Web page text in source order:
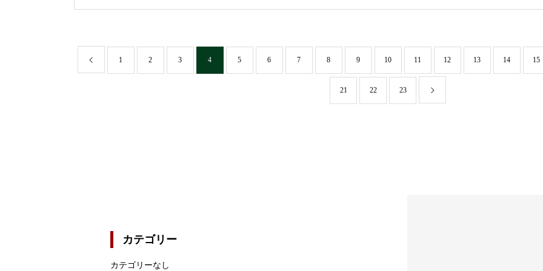
1 2 3 4 5 6 7 8 9 10 11 12 13 14 15
21 22 23
カテゴリー
カテゴリーなし